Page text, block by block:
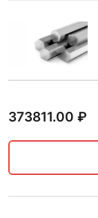
373811.00 ₽